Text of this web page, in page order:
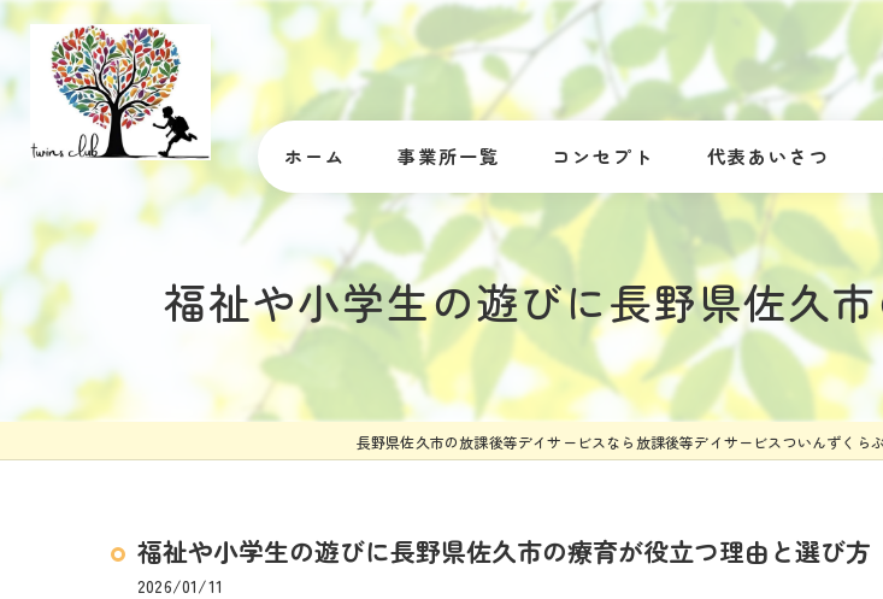
ホーム 事業所一覧 コンセプト 代表あいさつ
福祉や小学生の遊びに長野県佐久
長野県佐久市の放課後等デイサービスなら放課後等デイサービスついんずくらぶ
福祉や小学生の遊びに長野県佐久市の療育が役立つ理由と選び方
2026/01/11